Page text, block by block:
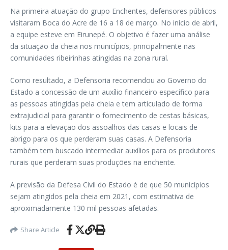
Na primeira atuação do grupo Enchentes, defensores públicos
visitaram Boca do Acre de 16 a 18 de março. No início de abril,
a equipe esteve em Eirunepé. O objetivo é fazer uma análise
da situação da cheia nos municípios, principalmente nas
comunidades ribeirinhas atingidas na zona rural.
Como resultado, a Defensoria recomendou ao Governo do
Estado a concessão de um auxílio financeiro específico para
as pessoas atingidas pela cheia e tem articulado de forma
extrajudicial para garantir o fornecimento de cestas básicas,
kits para a elevação dos assoalhos das casas e locais de
abrigo para os que perderam suas casas. A Defensoria
também tem buscado intermediar auxílios para os produtores
rurais que perderam suas produções na enchente.
A previsão da Defesa Civil do Estado é de que 50 municípios
sejam atingidos pela cheia em 2021, com estimativa de
aproximadamente 130 mil pessoas afetadas.
Share Article